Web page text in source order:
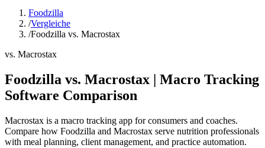
Foodzilla
/Vergleiche
/Foodzilla vs. Macrostax
vs. Macrostax
Foodzilla vs. Macrostax | Macro Tracking
Software Comparison
Macrostax is a macro tracking app for consumers and coaches.
Compare how Foodzilla and Macrostax serve nutrition professionals
with meal planning, client management, and practice automation.